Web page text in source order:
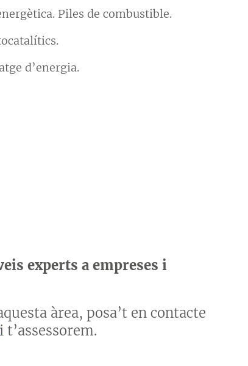
Piles de combustible.
d’energia.
experts a empreses i
àrea, posa’t en contacte
i t’assessorem.